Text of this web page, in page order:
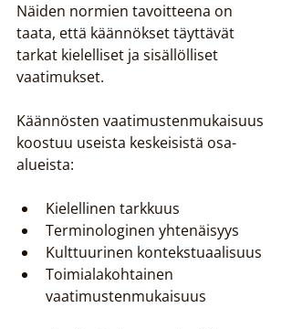
Näiden normien tavoitteena on
taata, että käännökset täyttävät
tarkat kielelliset ja sisällölliset
vaatimukset.
Käännösten vaatimustenmukaisuus
koostuu useista keskeisistä osa-
alueista:
Kielellinen tarkkuus
Terminologinen yhtenäisyys
Kulttuurinen kontekstuaalisuus
Toimialakohtainen
vaatimustenmukaisuus